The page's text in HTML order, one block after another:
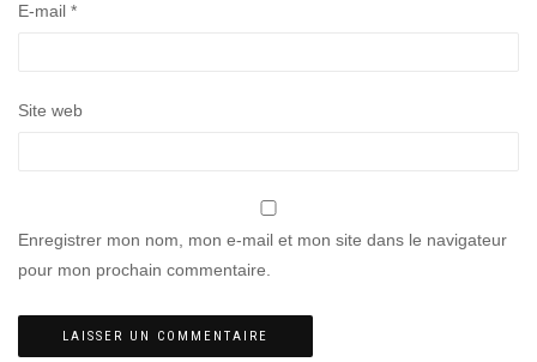
E-mail *
Site web
Enregistrer mon nom, mon e-mail et mon site dans le navigateur
pour mon prochain commentaire.